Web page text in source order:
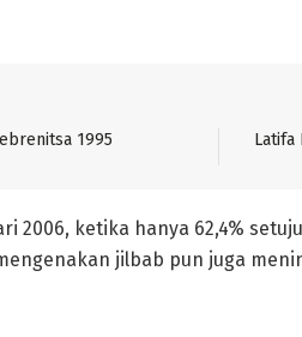
1995 Latifa
2006, ketika hanya 62,4%
jilbab pun juga